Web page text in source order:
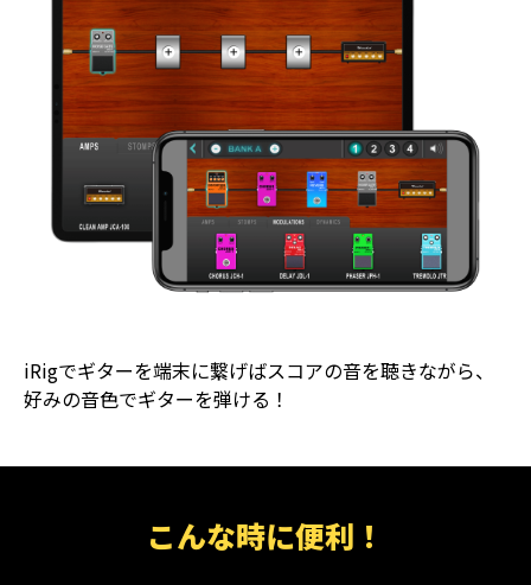
iRigでギターを端末に繋げばスコアの音を聴きながら、
好みの音色でギターを弾ける！
こんな時に便利！